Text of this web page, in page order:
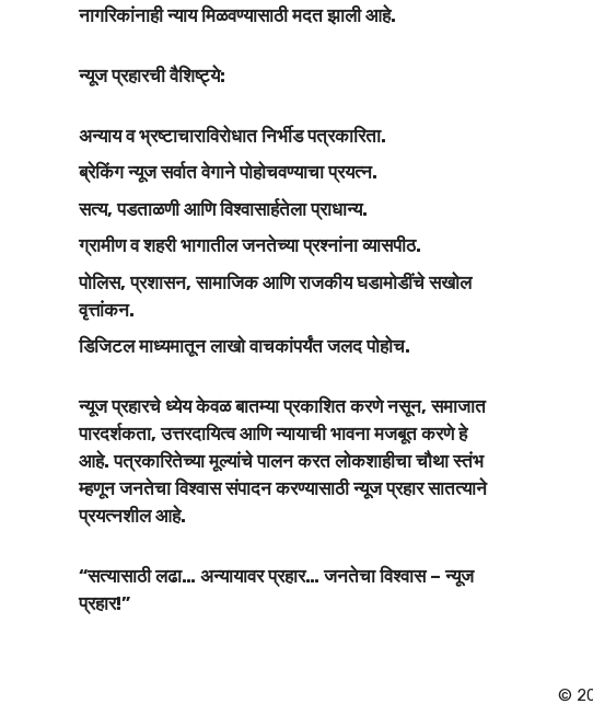
नागरिकांनाही न्याय मिळवण्यासाठी मदत झाली आहे.
न्यूज प्रहारची वैशिष्ट्ये:
अन्याय व भ्रष्टाचाराविरोधात निर्भीड पत्रकारिता.
ब्रेकिंग न्यूज सर्वात वेगाने पोहोचवण्याचा प्रयत्न.
सत्य, पडताळणी आणि विश्वासार्हतेला प्राधान्य.
ग्रामीण व शहरी भागातील जनतेच्या प्रश्नांना व्यासपीठ.
पोलिस, प्रशासन, सामाजिक आणि राजकीय घडामोडींचे सखोल
वृत्तांकन.
डिजिटल माध्यमातून लाखो वाचकांपर्यंत जलद पोहोच.
न्यूज प्रहारचे ध्येय केवळ बातम्या प्रकाशित करणे नसून, समाजात
पारदर्शकता, उत्तरदायित्व आणि न्यायाची भावना मजबूत करणे हे
आहे. पत्रकारितेच्या मूल्यांचे पालन करत लोकशाहीचा चौथा स्तंभ
म्हणून जनतेचा विश्वास संपादन करण्यासाठी न्यूज प्रहार सातत्याने
प्रयत्नशील आहे.
“सत्यासाठी लढा… अन्यायावर प्रहार… जनतेचा विश्वास – न्यूज
प्रहार!”
©